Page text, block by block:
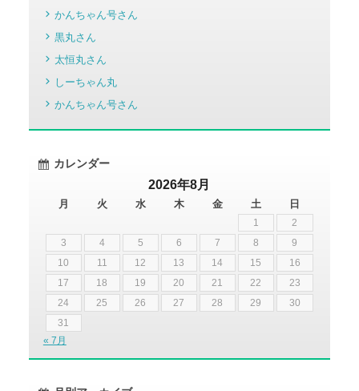
かんちゃん号さん
黒丸さん
太恒丸さん
しーちゃん丸
かんちゃん号さん
カレンダー
2026年8月
月 火 水 木 金 土 日
1
2
3
4 5 6 7 8
9
10
11 12 13 14 15
16
17
18 19 20 21 22
23
24
25 26 27 28 29
30
31
« 7月